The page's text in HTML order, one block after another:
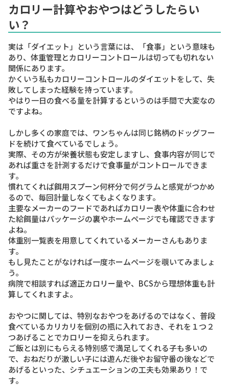
カロリー計算やおやつはどうしたらい
い？
実は「ダイエット」という言葉には、「食事」という意味も
あり、体重管理とカロリーコントロールは切っても切れない
関係にあります。
かくいう私もカロリーコントロールのダイエットをして、失
敗してしまった経験を持っています。
やはり一日の食べる量を計算するというのは手間で大変なの
ですよね。
しかし多くの家庭では、ワンちゃんは同じ銘柄のドッグフー
ドを続けて食べているでしょう。
実際、その方が栄養状態も安定しますし、食事内容が同じで
あれば重さを計測するだけで食事量がコントロールできま
す。
慣れてくれば餌用スプーン何杯分で何グラムと感覚がつかめ
るので、毎回計量しなくてもよくなります。
主要なメーカーのフードであればカロリー表や体重に合わせ
た給餌量はパッケージの裏やホームページでも確認できます
よね。
体重別一覧表を用意してくれているメーカーさんもありま
す。
もし見たことがなければ一度ホームページを覗いてみましょ
う。
病院で相談すれば適正カロリー量や、BCSから理想体重も計
算してくれますよ。
おやつに関しては、特別なおやつをあげるのではなく、普段
食べているカリカリを個別の瓶に入れておき、それを１つ２
つあげることでカロリーを抑えられます。
ご飯とは別にもらえる特別感で満足してくれる子も多いの
で、おねだりが激しい子には遊んだ後やお留守番の後などで
あげるといった、シチュエーションの工夫も効果あり！で
す。